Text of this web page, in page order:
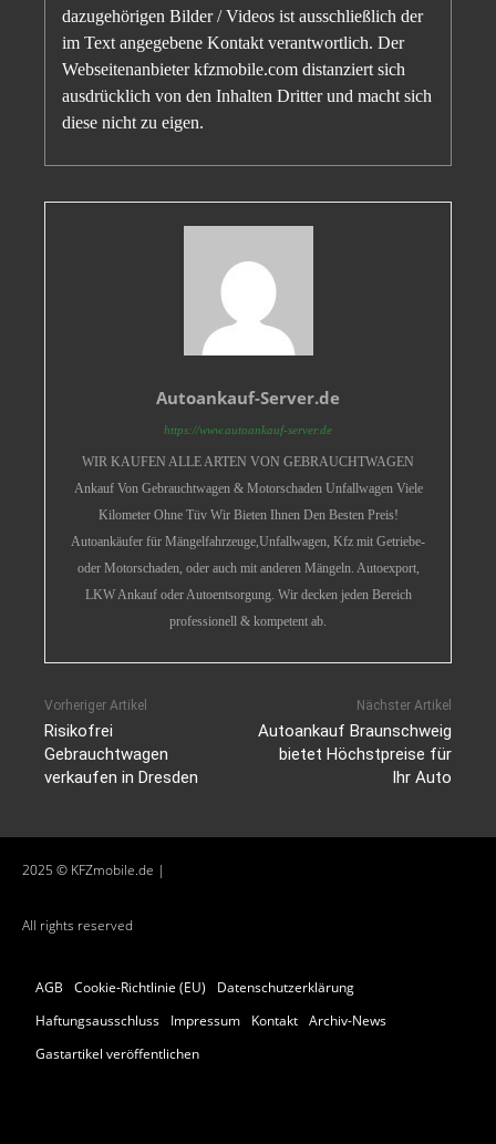
dazugehörigen Bilder / Videos ist ausschließlich der
im Text angegebene Kontakt verantwortlich. Der
Webseitenanbieter kfzmobile.com distanziert sich
ausdrücklich von den Inhalten Dritter und macht sich
diese nicht zu eigen.
Autoankauf-Server.de
https://www.autoankauf-server.de
WIR KAUFEN ALLE ARTEN VON GEBRAUCHTWAGEN
Ankauf Von Gebrauchtwagen & Motorschaden Unfallwagen Viele
Kilometer Ohne Tüv Wir Bieten Ihnen Den Besten Preis!
Autoankäufer für Mängelfahrzeuge,Unfallwagen, Kfz mit Getriebe-
oder Motorschaden, oder auch mit anderen Mängeln. Autoexport,
LKW Ankauf oder Autoentsorgung. Wir decken jeden Bereich
professionell & kompetent ab.
Vorheriger Artikel
Risikofrei
Gebrauchtwagen
verkaufen in Dresden
Nächster Artikel
Autoankauf Braunschweig
bietet Höchstpreise für
Ihr Auto
2025 © KFZmobile.de |
All rights reserved
AGB Cookie-Richtlinie (EU)
Datenschutzerklärung
Haftungsausschluss
Impressum Kontakt Archiv-News
Gastartikel veröffentlichen